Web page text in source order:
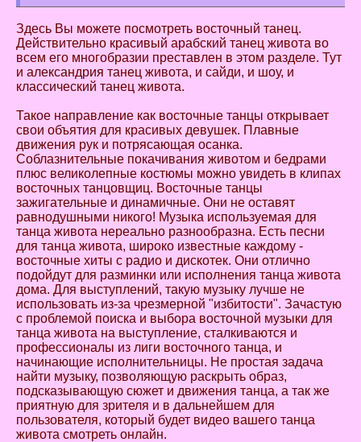
Здесь Вы можете посмотреть восточный танец.
Действительно красивый арабский танец живота во
всем его многобразии преставлен в этом разделе. Тут
и александрия танец живота, и сайди, и шоу, и
классический танец живота.
Такое направление как восточные танцы открывает
свои объятия для красивых девушек. Плавные
движения рук и потрясающая осанка.
Соблазнительные покачивания животом и бедрами
плюс великолепные костюмы можно увидеть в клипах
восточных танцовщиц. Восточные танцы
зажигательные и динамичные. Они не оставят
равнодушными никого! Музыка используемая для
танца живота нереально разнообразна. Есть песни
для танца живота, широко известные каждому -
восточные хиты с радио и дискотек. Они отлично
подойдут для разминки или исполнения танца живота
дома. Для выступлений, такую музыку лучше не
использовать из-за чрезмерной "избитости". Зачастую
с проблемой поиска и выбора восточной музыки для
танца живота на выступление, сталкиваются и
профессионалы из лиги восточного танца, и
начинающие исполнительницы. Не простая задача
найти музыку, позволяющую раскрыть образ,
подсказывающую сюжет и движения танца, а так же
приятную для зрителя и в дальнейшем для
пользователя, который будет видео вашего танца
живота смотреть онлайн.